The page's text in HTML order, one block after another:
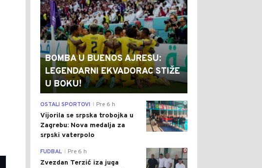
BOMBA U BUENOS AJRESU:
LEGENDARNI EKVADORAC STIŽE
U BOKU!
0
OSTALI SPORTOVI Pre 6 h
Vijorila se srpska trobojka u
Zagrebu: Nova medalja za
srpski vaterpolo
0
FUDBAL Pre 6 h
Zvezdan Terzić iza juga